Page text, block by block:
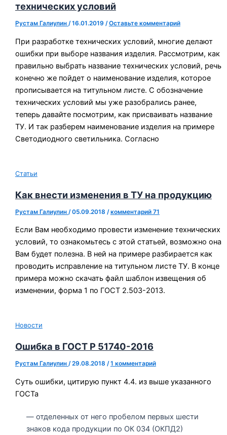
технических условий
Рустам Галиулин /16.01.2019 /Оставьте комментарий
При разработке технических условий, многие делают
ошибки при выборе названия изделия. Рассмотрим, как
правильно выбрать название технических условий, речь
конечно же пойдет о наименование изделия, которое
прописывается на титульном листе. С обозначение
технических условий мы уже разобрались ранее,
теперь давайте посмотрим, как присваивать название
ТУ. И так разберем наименование изделия на примере
Светодиодного светильника. Согласно
Статьи
Как внести изменения в ТУ на продукцию
Рустам Галиулин /05.09.2018 /комментарий 71
Если Вам необходимо провести изменение технических
условий, то ознакомьтесь с этой статьей, возможно она
Вам будет полезна. В ней на примере разбирается как
проводить исправление на титульном листе ТУ. В конце
примера можно скачать файл шаблон извещения об
изменении, форма 1 по ГОСТ 2.503-2013.
Новости
Ошибка в ГОСТ Р 51740-2016
Рустам Галиулин /29.08.2018 /1 комментарий
Суть ошибки, цитирую пункт 4.4. из выше указанного
ГОСТа
— отделенных от него пробелом первых шести
знаков кода продукции по ОК 034 (ОКПД2)